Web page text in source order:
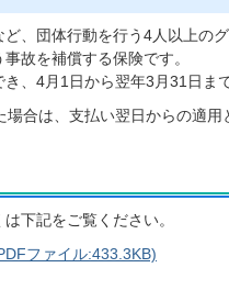
、団体行動を行う4人以上の
故を補償する保険です。
、4月1日から翌年3月31日まで
合は、支払い翌日からの適用
下記をご覧ください。
ファイル:433.3KB)